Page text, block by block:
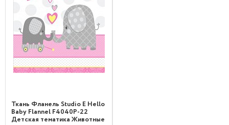
Ткань Фланель Studio E Hello
Baby Flannel F4040P-22
Детская тематика Животные